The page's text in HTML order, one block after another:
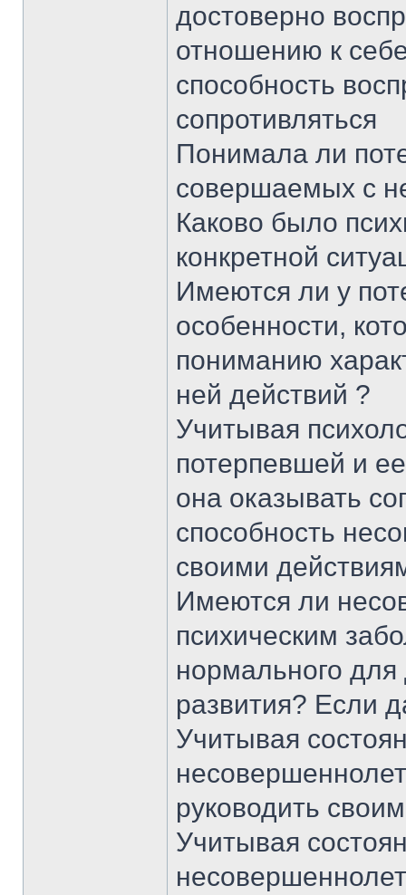
достоверно
отношению к
способность
сопротивляться
Понимала ли
совершаемых с
Каково было
конкретной
Имеются ли у
особенности,
пониманию
ней действий ?
Учитывая
потерпевшей и
она оказывать
способность
своими
Имеются ли
психическим
нормального для
развития? Если
Учитывая
руководить
Учитывая